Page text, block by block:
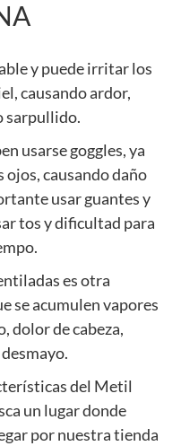
y puede irritar los
causando ardor,
sarpullido.
usarse goggles, ya
causando daño
usar guantes y
tos y dificultad para
es otra
se acumulen vapores
dolor de cabeza,
del Metil
un lugar donde
por nuestra tienda